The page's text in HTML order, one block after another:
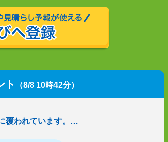
ト （8/8 10時42分）
覆われています。…